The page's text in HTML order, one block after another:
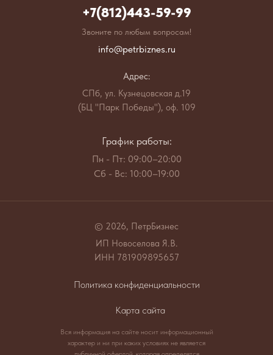
+7(812)443-59-99
Звоните по любым вопросам!
info@petrbiznes.ru
Карта сайта
Политика конфиденциальности
© 2026, ПетрБизнес
Вся информация на сайте носит информационный
характер и ни при каких условиях не является
Адрес:
СПб, ул. Кузнецовская д.19
(БЦ "Парк Победы"), оф. 109
Пн - Пт: 09:00–20:00
Сб - Вс: 10:00–19:00
График работы:
ИП Новоселова Я.В.
ИНН 781909895657